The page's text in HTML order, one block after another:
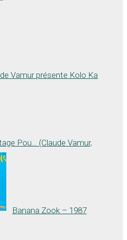
Vamur présente Kolo Ka
Pou… (Claude Vamur,
Banana Zook – 1987